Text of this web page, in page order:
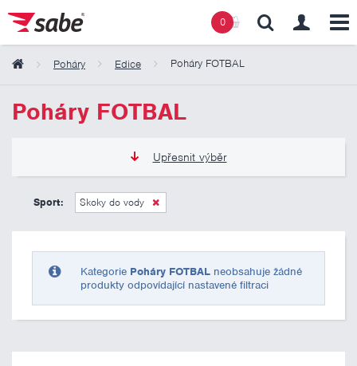
0
Poháry Edice Poháry FOTBAL
Poháry FOTBAL
Upřesnit výběr
135 Kč
Sport: Skoky do vody
Kategorie Poháry FOTBAL neobsahuje žádné
produkty odpovídající nastavené filtraci
Obsah košíku